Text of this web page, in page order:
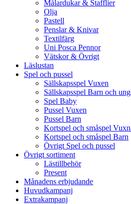
Målardukar & Stafflier
Olja
Pastell
Penslar & Knivar
Textilfärg
Uni Posca Pennor
Vätskor & Övrigt
Läslustan
Spel och pussel
Sällskapsspel Vuxen
Sällskapsspel Barn och
Spel Baby
Pussel Vuxen
Pussel Barn
Kortspel och småspel
Kortspel och småspel Barn
Övrigt Spel och pussel
Övrigt sortiment
Lästillbehör
Present
Månadens erbjudande
Huvudkampanj
Extrakampanj